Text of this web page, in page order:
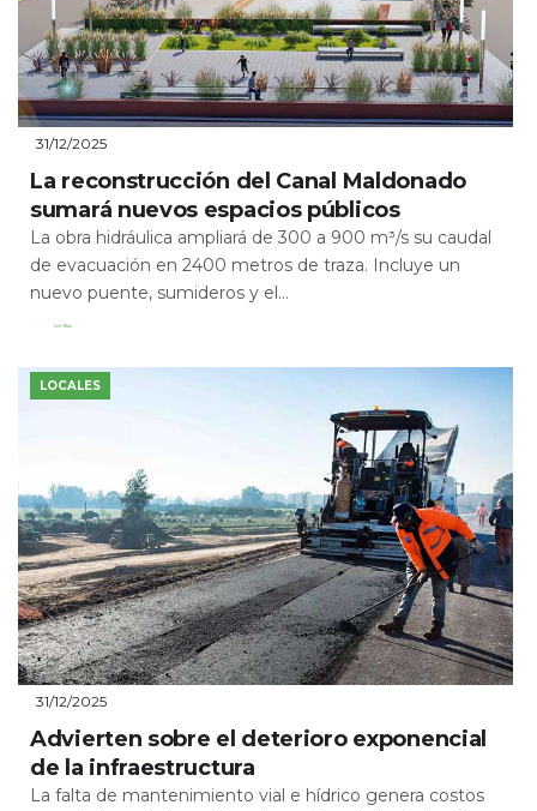
31/12/2025
La reconstrucción del Canal Maldonado
sumará nuevos espacios públicos
La obra hidráulica ampliará de 300 a 900 m³/s su caudal
de evacuación en 2400 metros de traza. Incluye un
nuevo puente, sumideros y el...
Leer Más
LOCALES
31/12/2025
Advierten sobre el deterioro exponencial
de la infraestructura
La falta de mantenimiento vial e hídrico genera costos